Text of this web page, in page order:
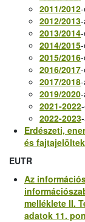
2011/2012
2012/2013
2013/2014
2014/2015
2015/2016
2016/2017
2017/2018
2019/2020
2021-2022
2022-2023
Erdészeti,
és
EUTR
Az
melléklete II.
adatok 11.